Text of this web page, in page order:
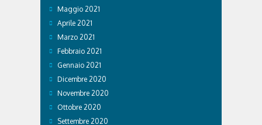
Maggio 2021
Aprile 2021
Marzo 2021
Febbraio 2021
Gennaio 2021
Dicembre 2020
Novembre 2020
Ottobre 2020
Settembre 2020